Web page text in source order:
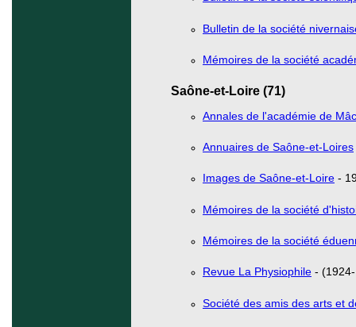
Bulletin de la société
Mémoires de la société
Saône-et-Loire (71)
Annales de l'académie de
Annuaires de Saône-et-Loires
Images de Saône-et-Loire -
Mémoires de la société
Mémoires de la société
Revue La Physiophile -
Société des amis des arts et